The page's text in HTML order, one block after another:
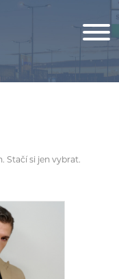
Stačí si jen vybrat.